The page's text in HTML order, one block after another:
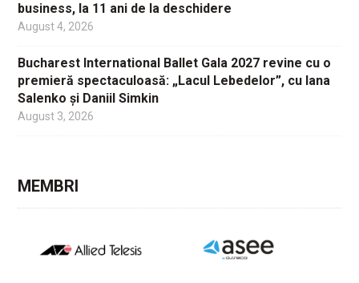
business, la 11 ani de la deschidere
August 4, 2026
Bucharest International Ballet Gala 2027 revine cu o
premieră spectaculoasă: „Lacul Lebedelor”, cu Iana
Salenko și Daniil Simkin
August 3, 2026
MEMBRI